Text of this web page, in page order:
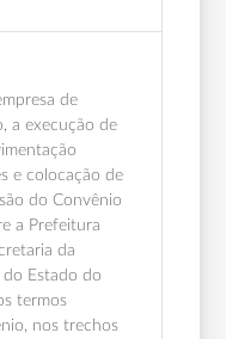
de
a execução de
e colocação de
do Convênio
a Prefeitura
da
Estado do
termos
nos trechos